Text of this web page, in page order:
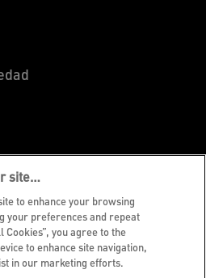
de envases
site…
to enhance your browsing
your preferences and repeat
Cookies”, you agree to the
to enhance site navigation,
in our marketing efforts.